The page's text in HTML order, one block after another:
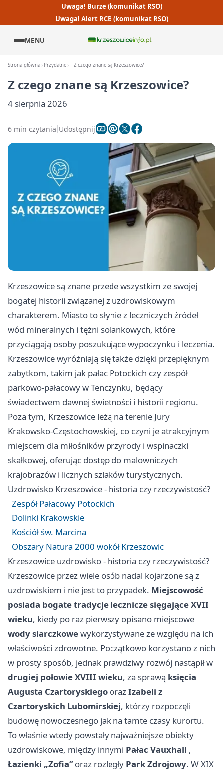
Uwaga! Burze (komunikat RSO)
Uwaga! Alert RCB (komunikat RSO)
MENU
Strona główna Przydatne Z czego znane są Krzeszowice?
Z czego znane są Krzeszowice?
4 sierpnia 2026
6 min czytania Udostępnij
Krzeszowice są znane przede wszystkim ze swojej
bogatej historii związanej z uzdrowiskowym
charakterem. Miasto to słynie z leczniczych źródeł
wód mineralnych i tężni solankowych, które
przyciągają osoby poszukujące wypoczynku i leczenia.
Krzeszowice wyróżniają się także dzięki przepięknym
zabytkom, takim jak pałac Potockich czy zespół
parkowo-pałacowy w Tenczynku, będący
świadectwem dawnej świetności i historii regionu.
Poza tym, Krzeszowice leżą na terenie Jury
Krakowsko-Częstochowskiej, co czyni je atrakcyjnym
miejscem dla miłośników przyrody i wspinaczki
skałkowej, oferując dostęp do malowniczych
krajobrazów i licznych szlaków turystycznych.
Uzdrowisko Krzeszowice - historia czy rzeczywistość?
Zespół Pałacowy Potockich
Dolinki Krakowskie
Kościół św. Marcina
Obszary Natura 2000 wokół Krzeszowic
Krzeszowice uzdrowisko - historia czy rzeczywistość?
Krzeszowice przez wiele osób nadal kojarzone są z
uzdrowiskiem i nie jest to przypadek. Miejscowość
posiada bogate tradycje lecznicze sięgające XVII
wieku, kiedy po raz pierwszy opisano miejscowe
wody siarczkowewykorzystywane ze względu na ich
właściwości zdrowotne. Początkowo korzystano z nich
w prosty sposób, jednak prawdziwy rozwój nastąpił w
drugiej połowie XVIII wieku, za sprawą księcia
Augusta Czartoryskiego orazIzabeli z
Czartoryskich Lubomirskiej, którzy rozpoczęli
budowę nowoczesnego jak na tamte czasy kurortu.
To właśnie wtedy powstały najważniejsze obiekty
uzdrowiskowe, między innymi Pałac Vauxhall ,
Łazienki „Zofia”oraz rozległy Park Zdrojowy. W XIX